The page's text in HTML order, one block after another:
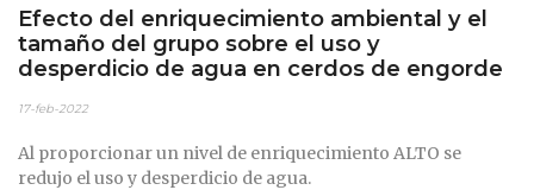
Efecto del enriquecimiento ambiental y el
tamaño del grupo sobre el uso y
desperdicio de agua en cerdos de engorde
17-feb-2022
Al proporcionar un nivel de enriquecimiento ALTO se
redujo el uso y desperdicio de agua.